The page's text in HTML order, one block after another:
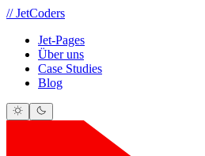
// JetCoders
Jet-Pages
Über uns
Case Studies
Blog